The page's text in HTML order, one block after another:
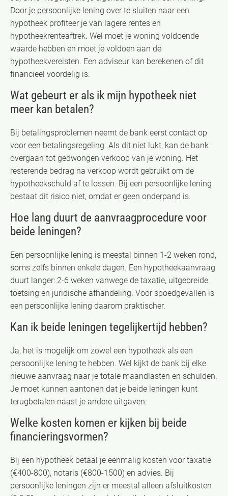
Door je persoonlijke lening over te sluiten naar een
hypotheek profiteer je van lagere rentes en
hypotheekrenteaftrek. Wel moet je woning voldoende
waarde hebben en moet je voldoen aan de
hypotheekvereisten. Een adviseur kan berekenen of dit
financieel voordelig is.
Wat gebeurt er als ik mijn hypotheek niet
meer kan betalen?
Bij betalingsproblemen neemt de bank eerst contact op
voor een betalingsregeling. Als dit niet lukt, kan de bank
overgaan tot gedwongen verkoop van je woning. Het
resterende bedrag na verkoop wordt gebruikt om de
hypotheekschuld af te lossen. Bij een persoonlijke lening
bestaat dit risico niet, omdat er geen onderpand is.
Hoe lang duurt de aanvraagprocedure voor
beide leningen?
Een persoonlijke lening is meestal binnen 1-2 weken rond,
soms zelfs binnen enkele dagen. Een hypotheekaanvraag
duurt langer: 2-6 weken vanwege de taxatie, uitgebreide
toetsing en juridische afhandeling. Voor spoedgevallen is
een persoonlijke lening daarom praktischer.
Kan ik beide leningen tegelijkertijd hebben?
Ja, het is mogelijk om zowel een hypotheek als een
persoonlijke lening te hebben. Wel kijkt de bank bij elke
nieuwe aanvraag naar je totale maandlasten en schulden.
Je moet kunnen aantonen dat je beide leningen kunt
terugbetalen naast je andere uitgaven.
Welke kosten komen er kijken bij beide
financieringsvormen?
Bij een hypotheek betaal je eenmalig kosten voor taxatie
(€400-800), notaris (€800-1500) en advies. Bij
persoonlijke leningen zijn er meestal alleen afsluitkosten